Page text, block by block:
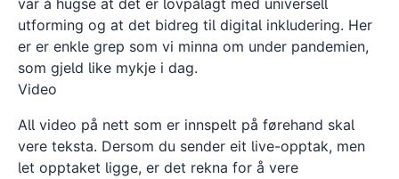
var å hugse at det er lovpålagt med universell
utforming og at det bidreg til digital inkludering. Her
er er enkle grep som vi minna om under pandemien,
som gjeld like mykje i dag.
Video
All video på nett som er innspelt på førehand skal
vere teksta. Dersom du sender eit live-opptak, men
let opptaket ligge, er det rekna for å vere